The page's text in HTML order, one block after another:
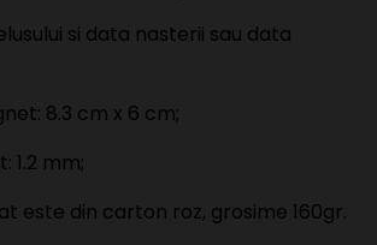
si data nasterii sau data
8.3 cm x 6 cm;
1.2 mm;
este din carton roz, grosime 160gr.